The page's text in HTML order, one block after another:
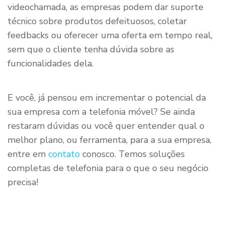
videochamada, as empresas podem dar suporte
técnico sobre produtos defeituosos, coletar
feedbacks ou oferecer uma oferta em tempo real,
sem que o cliente tenha dúvida sobre as
funcionalidades dela.
E você, já pensou em incrementar o potencial da
sua empresa com a telefonia móvel? Se ainda
restaram dúvidas ou você quer entender qual o
melhor plano, ou ferramenta, para a sua empresa,
entre em contato conosco. Temos soluções
completas de telefonia para o que o seu negócio
precisa!